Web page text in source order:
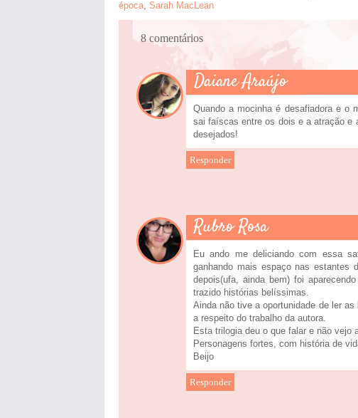
época, Sarah MacLean
8 comentários
Daiane Araújo
Quando a mocinha é desafiadora e o
sai faíscas entre os dois e a atração e
desejados!
Responder
Rubro Rosa
Eu ando me deliciando com essa
ganhando mais espaço nas estantes
depois(ufa, ainda bem) foi
trazido histórias belíssimas.
Ainda não tive a oportunidade de ler
a respeito do trabalho da autora.
Esta trilogia deu o que falar e não vejo
Personagens fortes, com história de
Beijo
Responder